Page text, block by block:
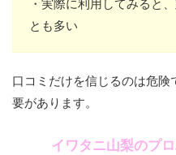
とも多い
口コミだけを信じるのは危
要があります。
イワタニ山梨のプ